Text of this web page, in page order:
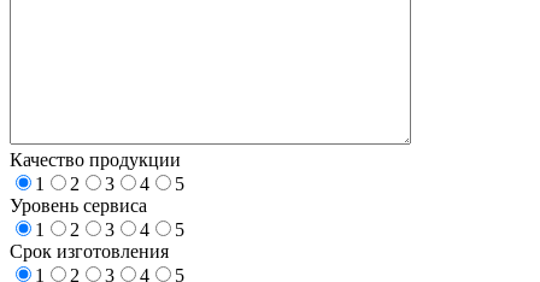
Качество продукции
1
2 3 4
5
Уровень сервиса
1
2 3 4
5
Срок изготовления
1
2 3 4
5